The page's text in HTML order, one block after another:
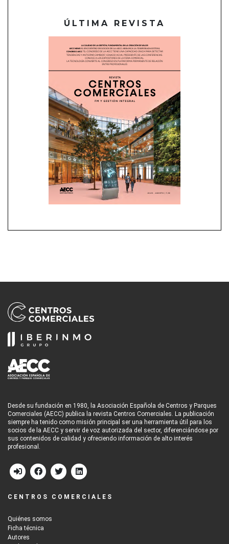
ÚLTIMA REVISTA
Desde su fundación en 1980, la Asociación Española de Centros y Parques
Comerciales (AECC) publica la revista Centros Comerciales. La publicación
siempre ha tenido como misión principal ser una herramienta útil para los
socios de la AECC y servir de voz autorizada del sector, diferenciándose por
sus contenidos de calidad y ofreciendo información de alto interés
profesional.
CENTROS COMERCIALES
Quiénes somos
Ficha técnica
Autores